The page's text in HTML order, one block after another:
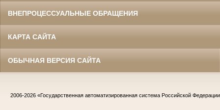
ВНЕПРОЦЕССУАЛЬНЫЕ ОБРАЩЕНИЯ
КАРТА САЙТА
ОБЫЧНАЯ ВЕРСИЯ САЙТА
2006-2026 «Государственная автоматизированная система Российской